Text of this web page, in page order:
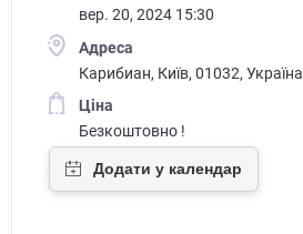
вер. 20, 2024 15:30
Адреса
Карибиан, Київ, 01032, Україна
Ціна
Безкоштовно !